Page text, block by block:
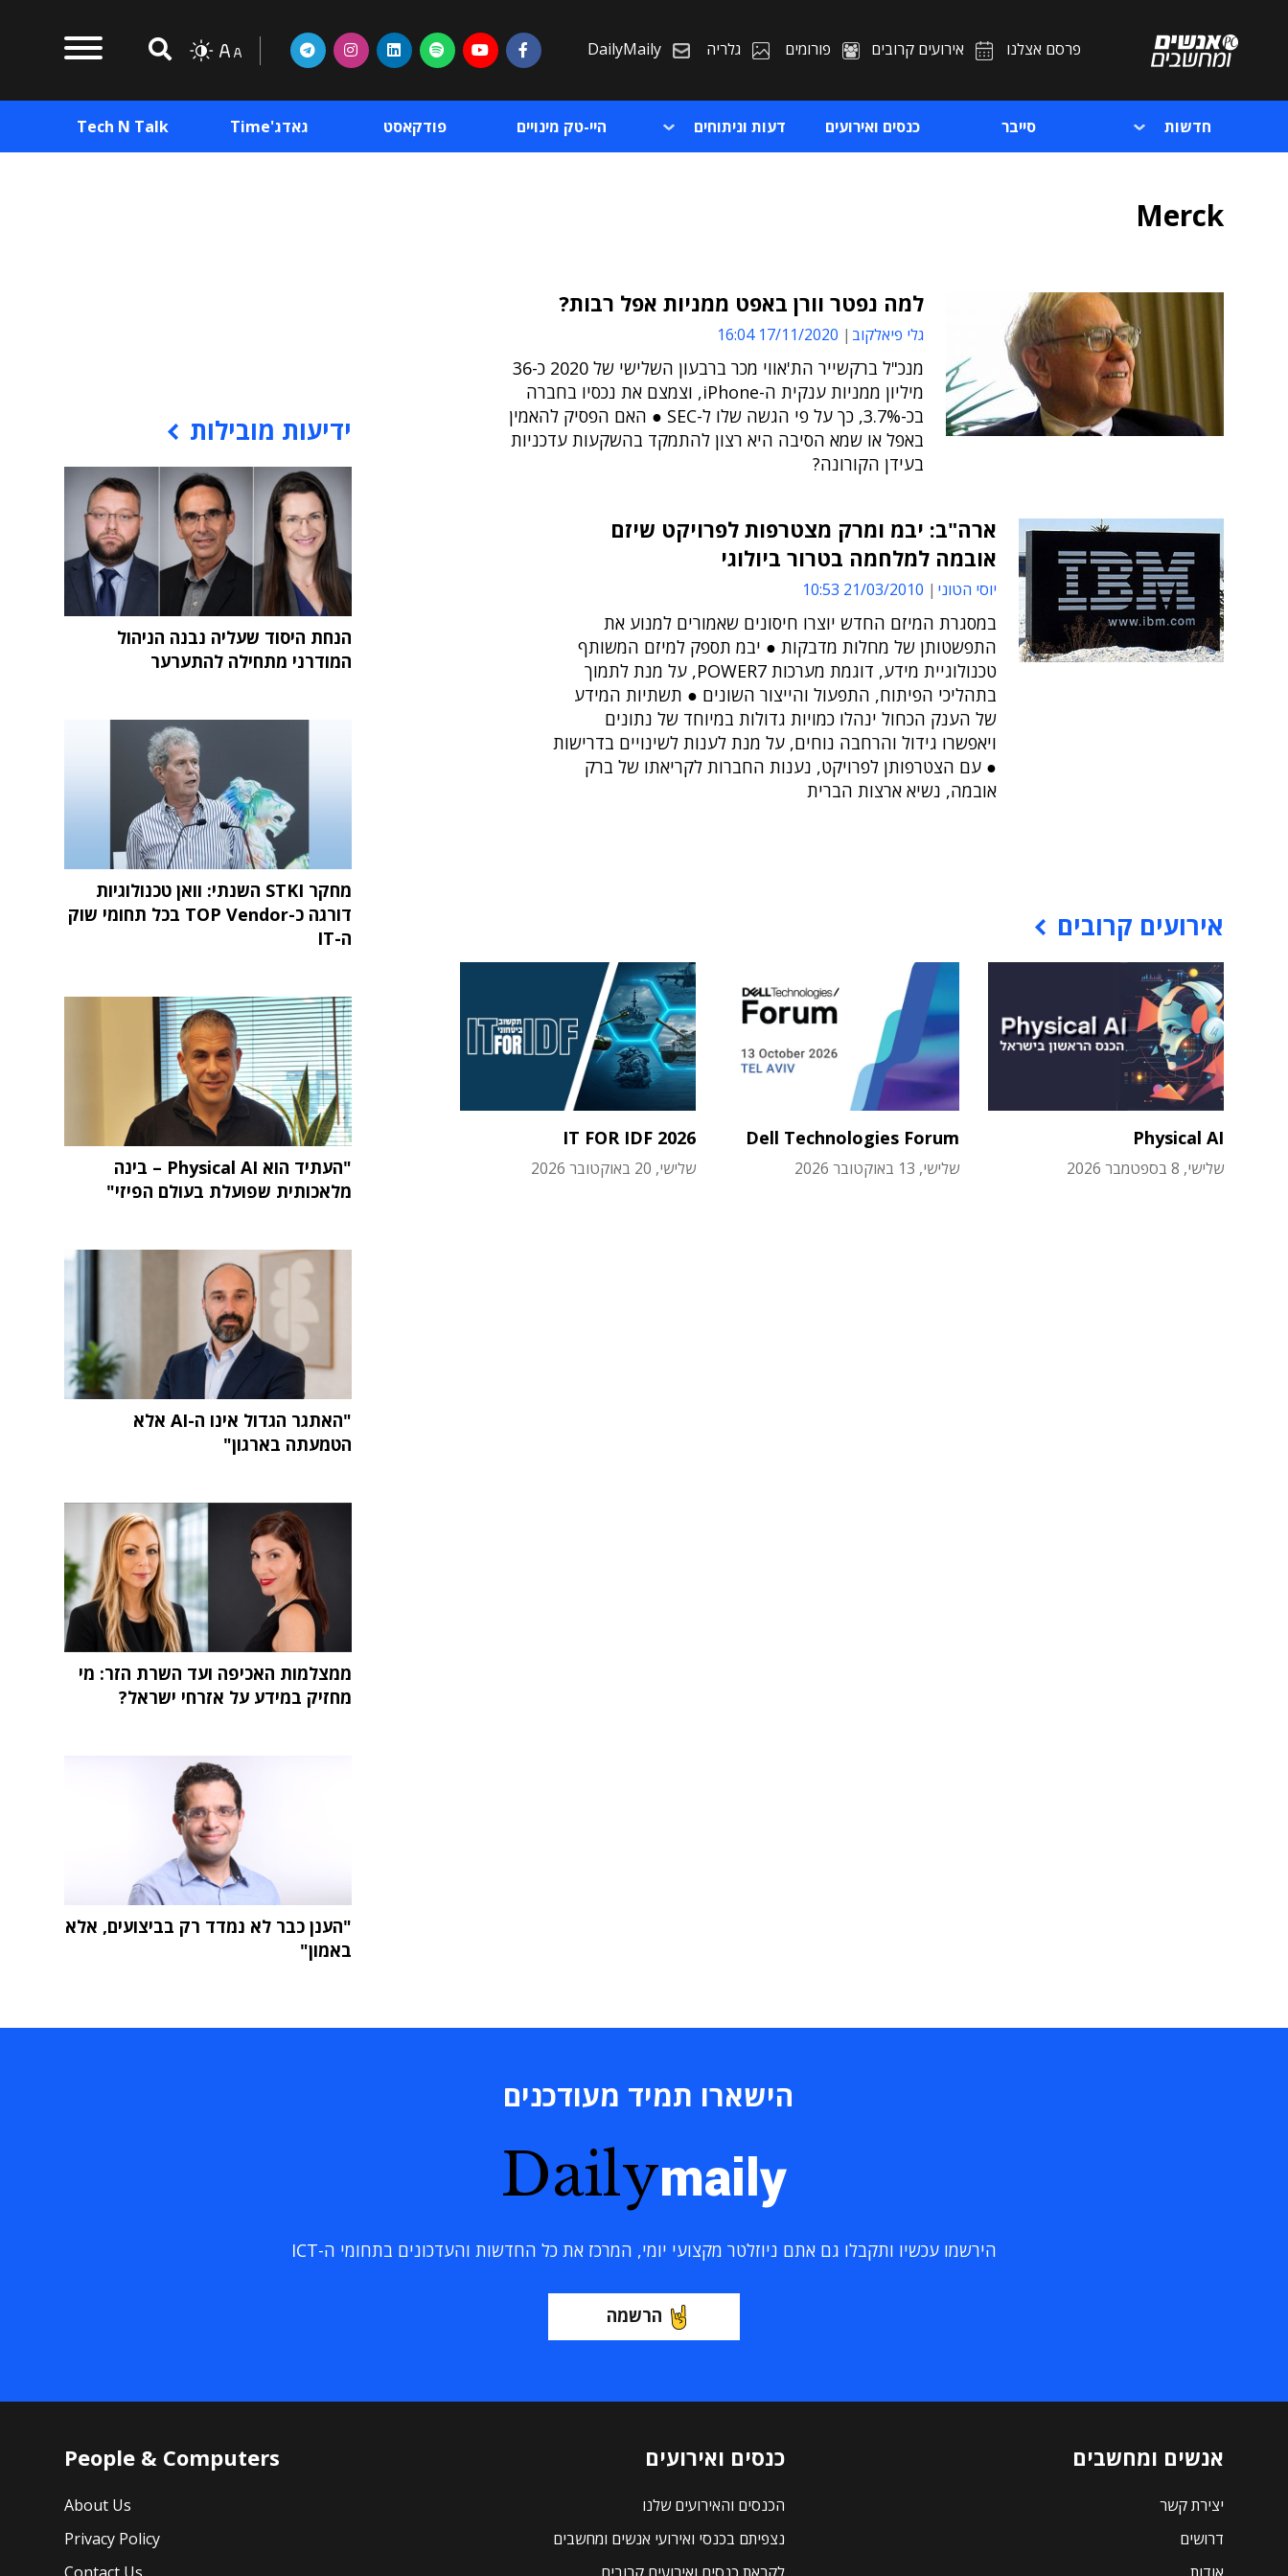
פרסם אצלנו אירועים קרובים פורומים גלריה DailyMaily
חדשות סייבר כנסים ואירועים דעות וניתוחים היי-טק מינויים פודקאסט גאדג'Time Tech N Talk
Merck
למה נפטר וורן באפט ממניות אפל רבות?
גלי פיאלקוב 17/11/2020 16:04
מנכ"ל ברקשייר הת'אווי מכר ברבעון השלישי של 2020 כ-36
מיליון ממניות ענקית ה-iPhone, וצמצם את נכסיו בחברה
בכ-3.7%, כך על פי הגשה שלו ל-SEC ● האם הפסיק להאמין
באפל או שמא הסיבה היא רצון להתמקד בהשקעות עדכניות
בעידן הקורונה?
ארה"ב: יבמ ומרק מצטרפות לפרויקט שיזם
אובמה למלחמה בטרור ביולוגי
יוסי הטוני 21/03/2010 10:53
במסגרת המיזם החדש יוצרו חיסונים שאמורים למנוע את
התפשטותן של מחלות מדבקות ● יבמ תספק למיזם המשותף
טכנולוגיית מידע, דוגמת מערכות POWER7, על מנת לתמוך
בתהליכי הפיתוח, התפעול והייצור השונים ● תשתיות המידע
של הענק הכחול ינהלו כמויות גדולות במיוחד של נתונים
ויאפשרו גידול והרחבה נוחים, על מנת לענות לשינויים בדרישות
● עם הצטרפותן לפרויקט, נענות החברות לקריאתו של ברק
אובמה, נשיא ארצות הברית
אירועים קרובים
Physical AI
שלישי, 8 בספטמבר 2026
Dell Technologies Forum
שלישי, 13 באוקטובר 2026
IT FOR IDF 2026
שלישי, 20 באוקטובר 2026
ידיעות מובילות
הנחת היסוד שעליה נבנה הניהול
המודרני מתחילה להתערער
מחקר STKI השנתי: וואן טכנולוגיות
דורגה כ-TOP Vendor בכל תחומי שוק
ה-IT
"העתיד הוא Physical AI – בינה
מלאכותית שפועלת בעולם הפיזי"
"האתגר הגדול אינו ה-AI אלא
הטמעתה בארגון"
ממצלמות האכיפה ועד השרת הזר: מי
מחזיק במידע על אזרחי ישראל?
"הענן כבר לא נמדד רק בביצועים, אלא
באמון"
הישארו תמיד מעודכנים
Dailymaily
הירשמו עכשיו ותקבלו גם אתם ניוזלטר מקצועי יומי, המרכז את כל החדשות והעדכונים בתחומי ה-ICT
הרשמה
אנשים ומחשבים
יצירת קשר
דרושים
כנסים ואירועים
הכנסים והאירועים שלנו
נצפיתם בכנסי ואירועי אנשים ומחשבים
People & Computers
About Us
Privacy Policy